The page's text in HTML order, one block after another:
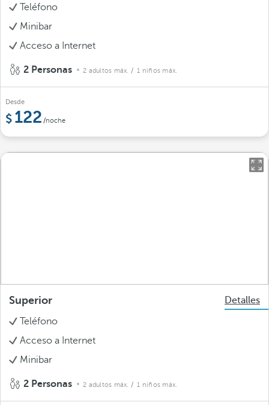
Teléfono
Minibar
Acceso a Internet
2 Personas 2 adultos máx. / 1 niños máx.
Desde
122 /noche
Superior
Detalles
Teléfono
Acceso a Internet
Minibar
2 Personas 2 adultos máx. / 1 niños máx.